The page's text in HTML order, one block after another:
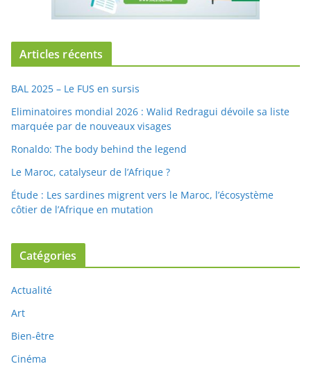
Articles récents
BAL 2025 – Le FUS en sursis
Eliminatoires mondial 2026 : Walid Redragui dévoile sa liste
marquée par de nouveaux visages
Ronaldo: The body behind the legend
Le Maroc, catalyseur de l’Afrique ?
Étude : Les sardines migrent vers le Maroc, l’écosystème
côtier de l’Afrique en mutation
Catégories
Actualité
Art
Bien-être
Cinéma